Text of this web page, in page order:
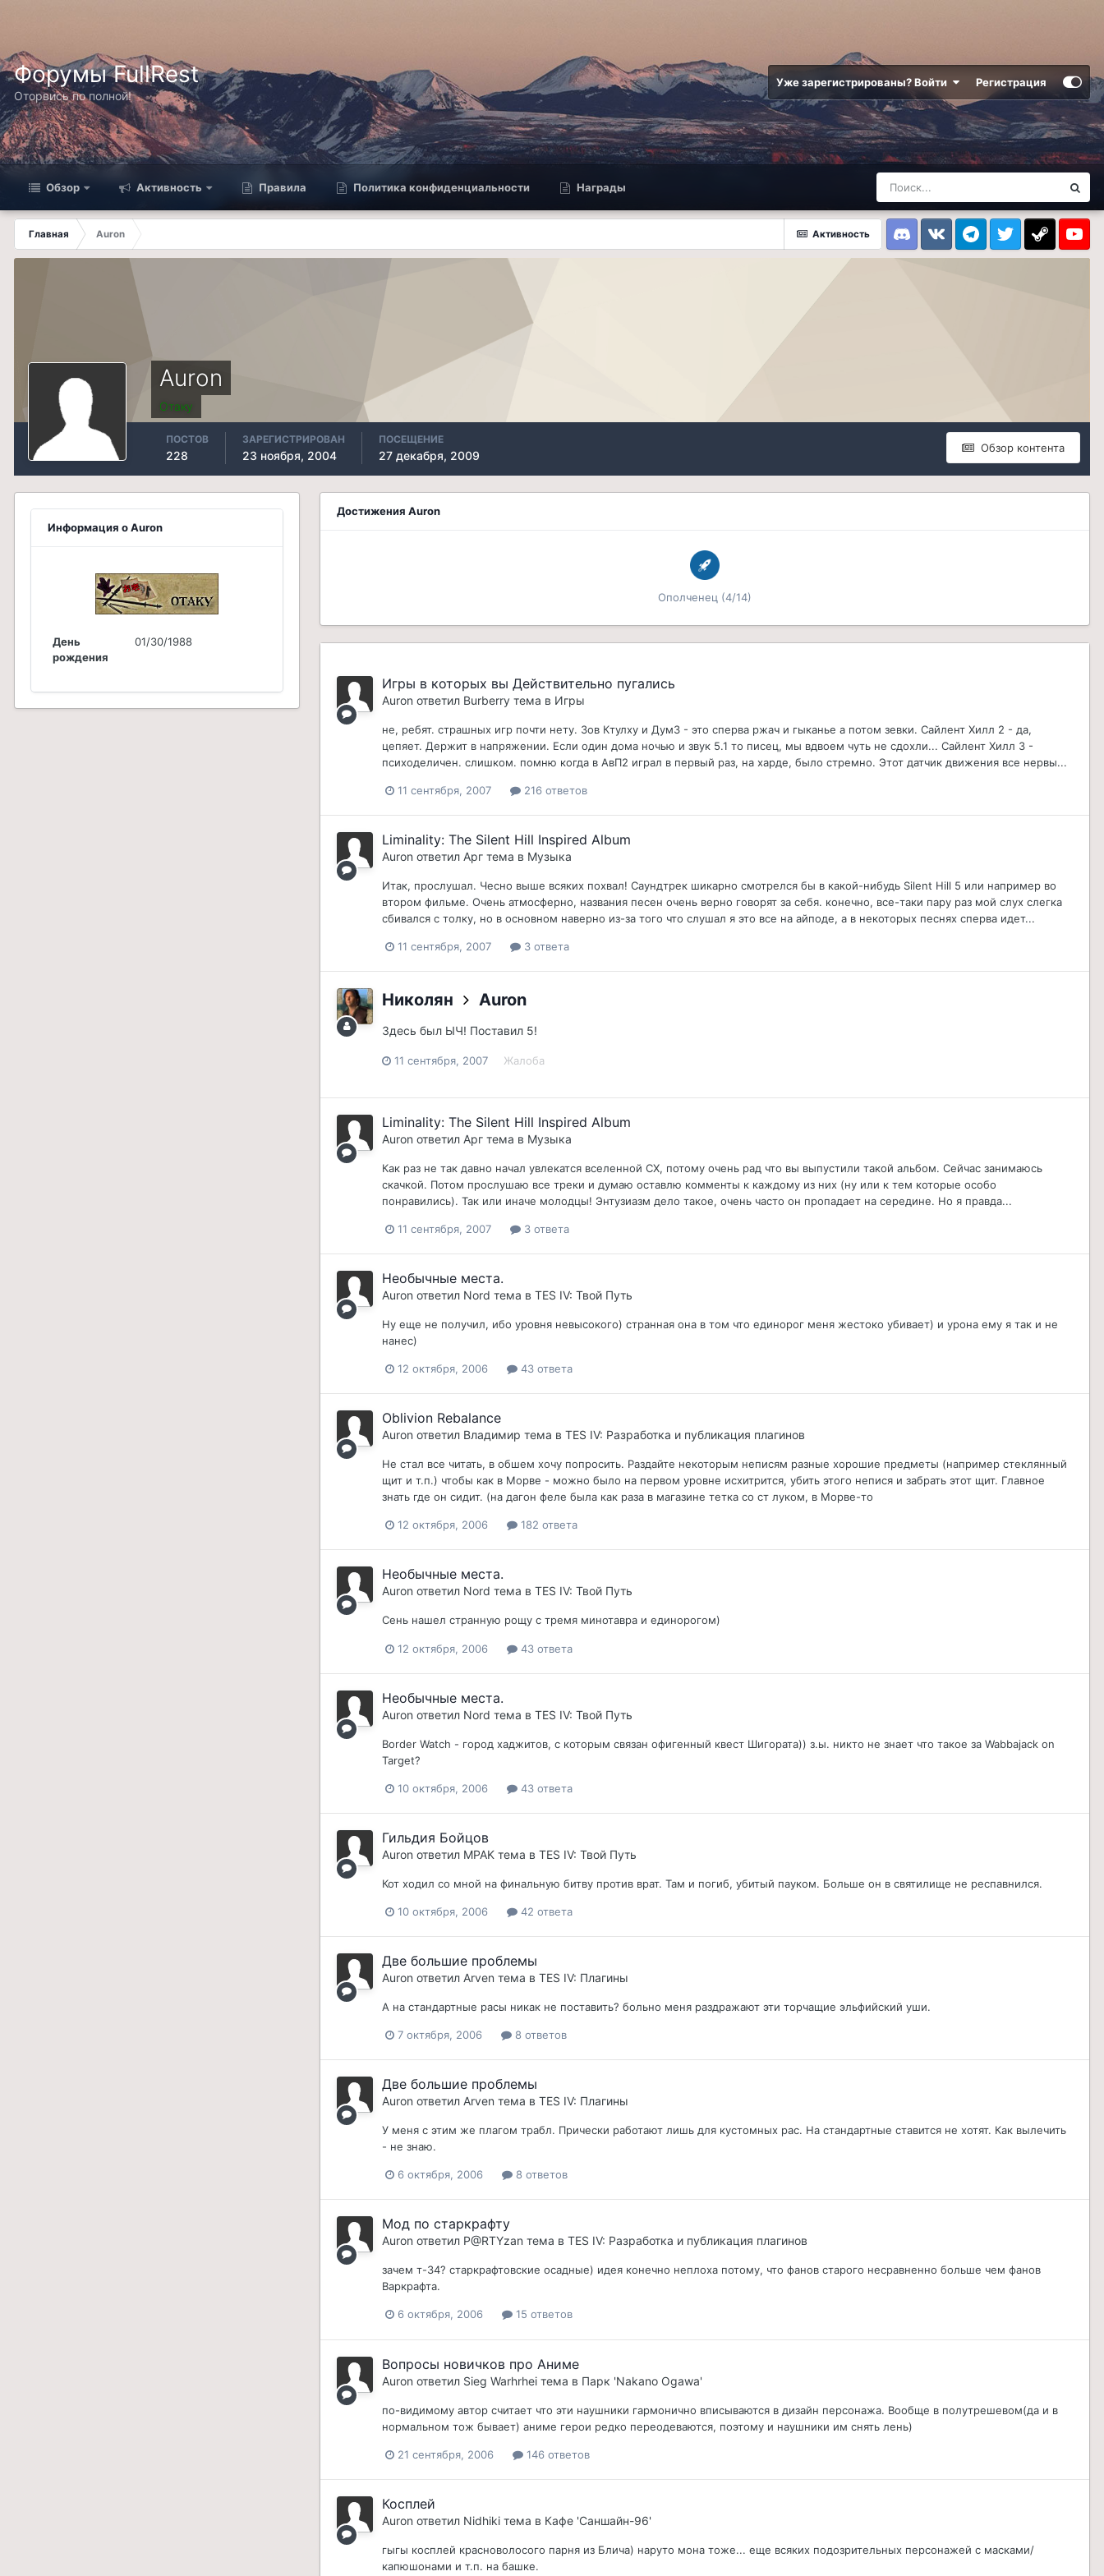
Форумы FullRest
Оторвись по полной!
Уже зарегистрированы? Войти Регистрация
Обзор Активность Правила Политика конфиденциальности Награды
Активность
Главная
Auron
DiscordVK TelegramTwitter Steam
Auron
Отаку
Обзор контента
ПОСТОВ
228
ЗАРЕГИСТРИРОВАН
23 ноября, 2004
ПОСЕЩЕНИЕ
27 декабря, 2009
Информация о Auron
День
рождения
01/30/1988
Достижения Auron
Ополченец (4/14)
Игры в которых вы Действительно пугались
Auron ответил Burberry тема в Игры
не, ребят. страшных игр почти нету. Зов Ктулху и Дум3 - это сперва ржач и гыканье а потом зевки. Сайлент Хилл 2 - да,
цепяет. Держит в напряжении. Если один дома ночью и звук 5.1 то писец, мы вдвоем чуть не сдохли... Сайлент Хилл 3 -
психоделичен. слишком. помню когда в АвП2 играл в первый раз, на харде, было стремно. Этот датчик движения все нервы...
11 сентября, 2007 216 ответов
Liminality: The Silent Hill Inspired Album
Auron ответил Арг тема в Музыка
Итак, прослушал. Чесно выше всяких похвал! Саундтрек шикарно смотрелся бы в какой-нибудь Silent Hill 5 или например во
втором фильме. Очень атмосферно, названия песен очень верно говорят за себя. конечно, все-таки пару раз мой слух слегка
сбивался с толку, но в основном наверно из-за того что слушал я это все на айподе, а в некоторых песнях сперва идет...
11 сентября, 2007 3 ответа
Николян Auron
Здесь был ЫЧ! Поставил 5!
11 сентября, 2007 Жалоба
Liminality: The Silent Hill Inspired Album
Auron ответил Арг тема в Музыка
Как раз не так давно начал увлекатся вселенной СХ, потому очень рад что вы выпустили такой альбом. Сейчас занимаюсь
скачкой. Потом прослушаю все треки и думаю оставлю комменты к каждому из них (ну или к тем которые особо
понравились). Так или иначе молодцы! Энтузиазм дело такое, очень часто он пропадает на середине. Но я правда...
11 сентября, 2007 3 ответа
Необычные места.
Auron ответил Nord тема в TES IV: Твой Путь
Ну еще не получил, ибо уровня невысокого) странная она в том что единорог меня жестоко убивает) и урона ему я так и не
нанес)
12 октября, 2006 43 ответа
Oblivion Rebalance
Auron ответил Владимир тема в TES IV: Разработка и публикация плагинов
Не стал все читать, в обшем хочу попросить. Раздайте некоторым неписям разные хорошие предметы (например стеклянный
щит и т.п.) чтобы как в Морве - можно было на первом уровне исхитрится, убить этого непися и забрать этот щит. Главное
знать где он сидит. (на дагон феле была как раза в магазине тетка со ст луком, в Морве-то
12 октября, 2006 182 ответа
Необычные места.
Auron ответил Nord тема в TES IV: Твой Путь
Сень нашел странную рощу с тремя минотавра и единорогом)
12 октября, 2006 43 ответа
Необычные места.
Auron ответил Nord тема в TES IV: Твой Путь
Border Watch - город хаджитов, с которым связан офигенный квест Шигората)) з.ы. никто не знает что такое за Wabbajack on
Target?
10 октября, 2006 43 ответа
Гильдия Бойцов
Auron ответил MPAK тема в TES IV: Твой Путь
Кот ходил со мной на финальную битву против врат. Там и погиб, убитый пауком. Больше он в святилище не респавнился.
10 октября, 2006 42 ответа
Две большие проблемы
Auron ответил Arven тема в TES IV: Плагины
А на стандартные расы никак не поставить? больно меня раздражают эти торчащие эльфийский уши.
7 октября, 2006 8 ответов
Две большие проблемы
Auron ответил Arven тема в TES IV: Плагины
У меня с этим же плагом трабл. Прически работают лишь для кустомных рас. На стандартные ставится не хотят. Как вылечить
- не знаю.
6 октября, 2006 8 ответов
Мод по старкрафту
Auron ответил P@RTYzan тема в TES IV: Разработка и публикация плагинов
зачем т-34? старкрафтовские осадные) идея конечно неплоха потому, что фанов старого несравненно больше чем фанов
Варкрафта.
6 октября, 2006 15 ответов
Вопросы новичков про Аниме
Auron ответил Sieg Warhrhei тема в Парк 'Nakano Ogawa'
по-видимому автор считает что эти наушники гармонично вписываются в дизайн персонажа. Вообще в полутрешевом(да и в
нормальном тож бывает) аниме герои редко переодеваются, поэтому и наушники им снять лень)
21 сентября, 2006 146 ответов
Косплей
Auron ответил Nidhiki тема в Кафе 'Саншайн-96'
гыгы косплей красноволосого парня из Блича) наруто мона тоже... еще всяких подозрительных персонажей с масками/
капюшонами и т.п. на башке.